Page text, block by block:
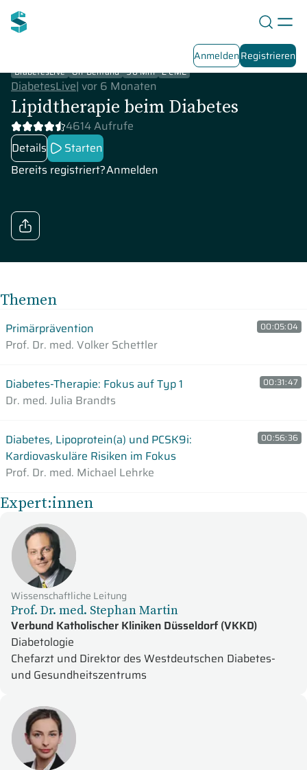
AnmeldenRegistrieren
DiabetesLive On-Demand 90 Min 2 CME
DiabetesLive| vor 6 Monaten
Lipidtherapie beim Diabetes
4614 Aufrufe
Details
Starten
Bereits registriert?Anmelden
Themen
Primärprävention
Prof. Dr. med. Volker Schettler
00:05:04
Diabetes-Therapie: Fokus auf Typ 1
Dr. med. Julia Brandts
00:31:47
Diabetes, Lipoprotein(a) und PCSK9i:
Kardiovaskuläre Risiken im Fokus
Prof. Dr. med. Michael Lehrke
00:56:36
Expert:innen
Wissenschaftliche Leitung
Prof. Dr. med. Stephan Martin
Verbund Katholischer Kliniken Düsseldorf (VKKD)
Diabetologie
Chefarzt und Direktor des Westdeutschen Diabetes-
und Gesundheitszentrums